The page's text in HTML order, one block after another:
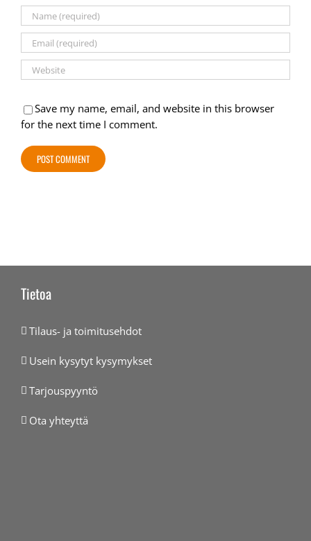
Save my name, email, and website in this browser
for the next time I comment.
Tietoa
Tilaus- ja toimitusehdot
Usein kysytyt kysymykset
Tarjouspyyntö
Ota yhteyttä